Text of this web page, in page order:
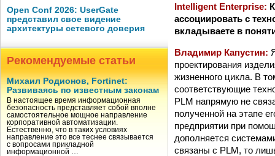
Open Conf 2026: UserGate
представил свое видение
архитектуры сетевого доверия
Рекомендуемые статьи
Михаил Родионов, Fortinet:
Развиваясь по известным законам
В настоящее время информационная
безопасность представляет собой вполне
самостоятельное мощное направление
корпоративной автоматизации.
Естественно, что в таких условиях
направление это все теснее связывается
с вопросами прикладной
информационной …
Intelligent Enterprise:
ассоциировать с
вкладываете в
Владимир Капустин:
проектирования
жизненного цикла. В
соответствующие
PLM напрямую не
полученной на этапе
предприятии при
дополняется
связаны с PLM, то